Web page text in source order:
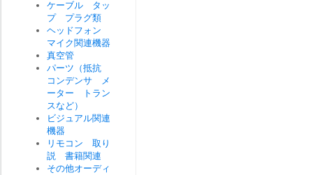
ケーブル タッ
プ プラグ類
ヘッドフォン
マイク関連機器
真空管
パーツ（抵抗
コンデンサ メ
ーター トラン
スなど）
ビジュアル関連
機器
リモコン 取り
説 書籍関連
その他オーディ